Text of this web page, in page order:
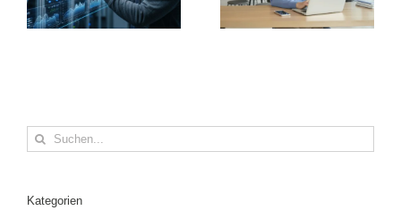
Suche
nach:
Kategorien